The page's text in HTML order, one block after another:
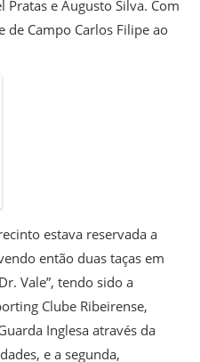
Pratas e Augusto Silva. Com
Campo Carlos Filipe ao
estava reservada a
então duas taças em
Vale”, tendo sido a
Clube Ribeirense,
Inglesa através da
e a segunda,